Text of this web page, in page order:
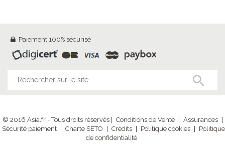
Paiement 100% sécurisé
© 2016 Asia.fr - Tous droits réservés | Conditions de Vente Assurances
Sécurité paiement
Charte SETO Crédits Politique cookies
Politique
de confidentialité